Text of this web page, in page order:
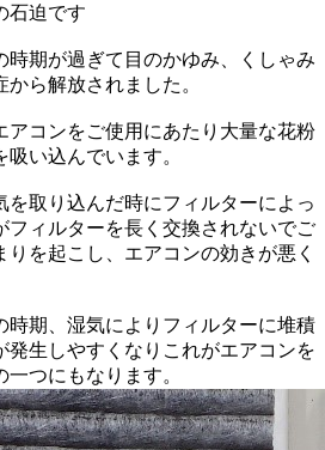
石迫です
時期が過ぎて目のかゆみ、くしゃみ
ら解放されました。
アコンをご使用にあたり大量な花粉
い込んでいます。
を取り込んだ時にフィルターによっ
フィルターを長く交換されないでご
を起こし、エアコンの効きが悪く
時期、湿気によりフィルターに堆積
発生しやすくなりこれがエアコンを
つにもなります。